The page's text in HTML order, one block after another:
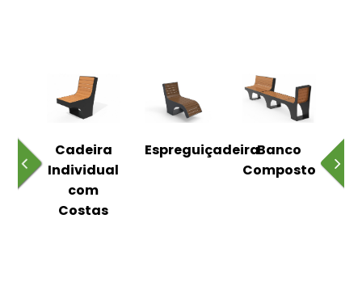
Cadeira
Individual
com
Costas
EspreguiçadeiraBanco
Composto